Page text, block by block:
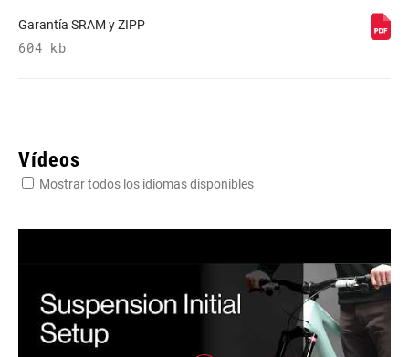
Garantía SRAM y ZIPP
604 kb
Vídeos
Mostrar todos los idiomas disponibles